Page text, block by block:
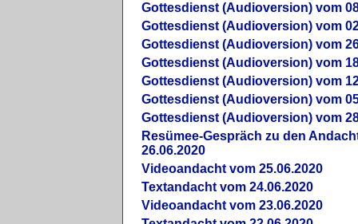
Gottesdienst (Audioversion) vom
Gottesdienst (Audioversion) vom
Gottesdienst (Audioversion) vom
Gottesdienst (Audioversion) vom
Gottesdienst (Audioversion) vom
Gottesdienst (Audioversion) vom
Gottesdienst (Audioversion) vom
Re­sü­mee-Gespräch zu den
26.06.2020
Videoandacht vom 25.06.2020
Textandacht vom 24.06.2020
Videoandacht vom 23.06.2020